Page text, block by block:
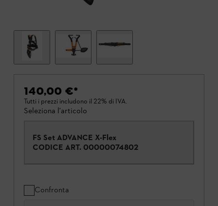
140,00 €*
Tutti i prezzi includono il 22% di IVA.
Seleziona l'articolo
FS Set ADVANCE X-Flex
CODICE ART. 00000074802
Confronta